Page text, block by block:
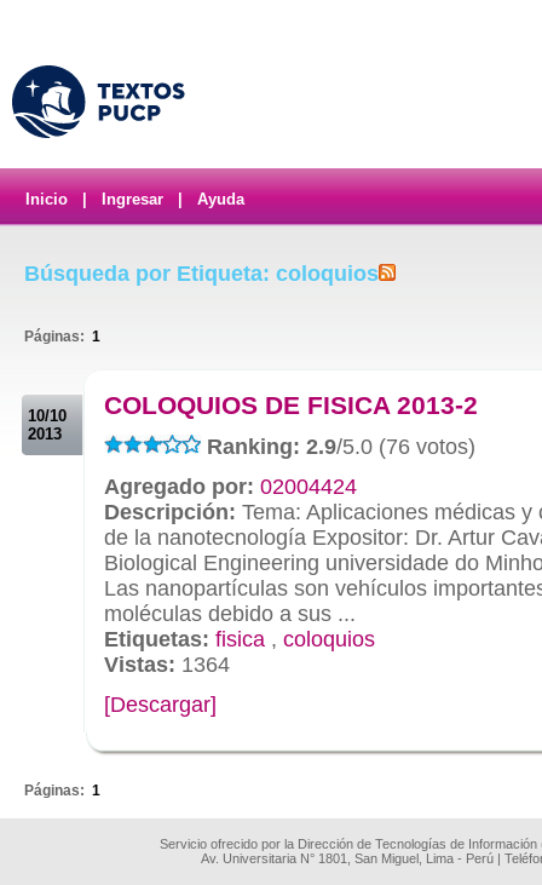
Inicio Ingresar Ayuda
Búsqueda por Etiqueta: coloquios
Páginas: 1
10/10
2013
COLOQUIOS DE FISICA 2013-2
Ranking: 2.9/5.0 (76 votos)
Agregado por: 02004424
Descripción: Tema: Aplicaciones médicas y
de la nanotecnología Expositor: Dr. Artur
Biological Engineering universidade do
Las nanopartículas son vehículos
moléculas debido a sus ...
Etiquetas: fisica , coloquios
Vistas: 1364
[Descargar]
Páginas: 1
Servicio ofrecido por la Dirección de Tecnologías de
Av. Universitaria N° 1801, San Miguel, Lima - Perú |